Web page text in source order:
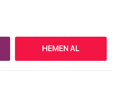
HEMEN AL